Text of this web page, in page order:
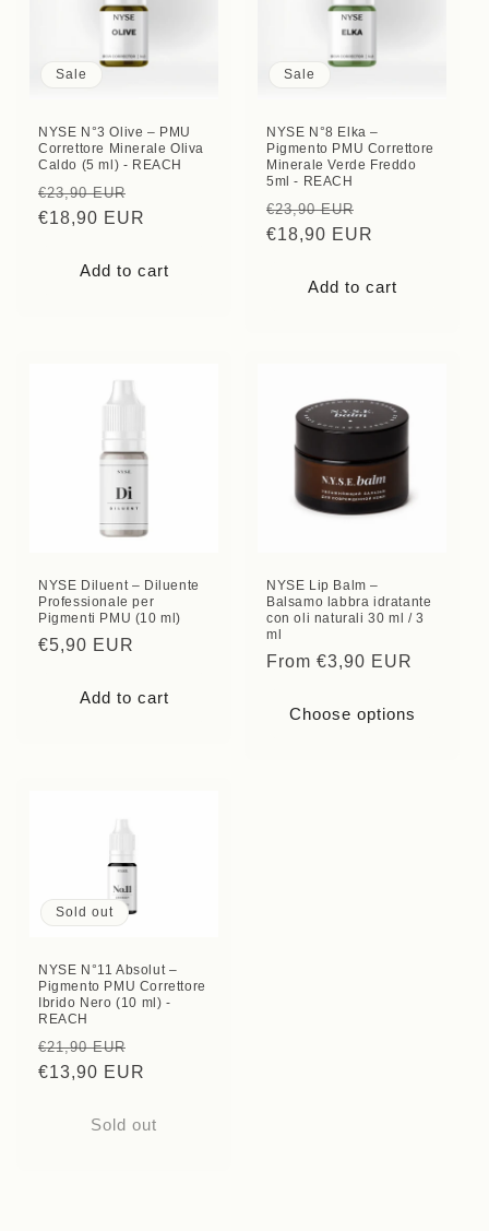
Sale
NYSE N°3 Olive – PMU
Correttore Minerale Oliva
Caldo (5 ml) - REACH
Regular
price
€23,90 EUR
price
€18,90 EUR
Add to cart
Sale
NYSE N°8 Elka –
Pigmento PMU Correttore
Minerale Verde Freddo
5ml - REACH
Regular
price
€23,90 EUR
price
€18,90 EUR
Add to cart
NYSE Diluent – Diluente
Professionale per
Pigmenti PMU (10 ml)
Regular
€5,90 EUR
Add to cart
NYSE Lip Balm –
Balsamo labbra idratante
con oli naturali 30 ml / 3
ml
Regular
From €3,90 EUR
Choose options
Sold out
NYSE N°11 Absolut –
Pigmento PMU Correttore
Ibrido Nero (10 ml) -
REACH
Regular
price
€21,90 EUR
price
€13,90 EUR
Sold out